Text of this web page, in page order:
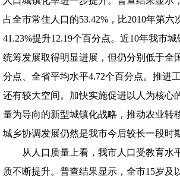
占全市常住人口的53.42%，比2010年第六
41.23%提升12.19个百分点。近10年我市
统筹发展取得明显进展，但仍分别低于全
分点、全省平均水平4.72个百分点。推进
还有较大空间。加快实施促进以人为核心
量为导向的新型城镇化战略，推动农业转
城乡协调发展仍然是我市今后较长一段时
从人口质量上看，我市人口受教育水
质不断提升。普查结果显示，全市15岁及